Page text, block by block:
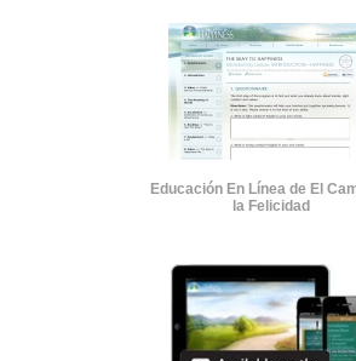
Educación En Línea de El
la Felicidad